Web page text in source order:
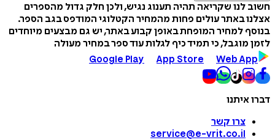
חשוב לנו שקריאה תהיה תענוג נגיש, ולכן חלק גדול מהספרים
אצלנו באתר עולים פחות מהמחיר הקטלוגי המודפס בגב הספר.
בנוסף למחיר המופחת באופן קבוע באתר, יש גם מבצעים מיוחדים
לזמן מוגבל, כי תמיד כיף לגלות עוד ספר במחיר מעולה
Google Play
App Store Web App
דברו איתנו
צרו קשר
service@e-vrit.co.il